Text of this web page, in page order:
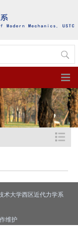
术大学西区近代力学系
维护